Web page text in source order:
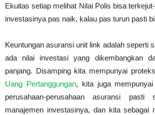
Ekuitas setiap melihat Nilai Polis bisa
investasinya pas naik, kalau pas turun pasti
Keuntungan asuransi unit link adalah seperti
ada nilai investasi yang dikembangkan
panjang. Disamping kita mempunyai
Uang Pertanggungan, kita juga
perusahaan-perusahaan asuransi pasti
manajemen investasinya, dan kita sebagai